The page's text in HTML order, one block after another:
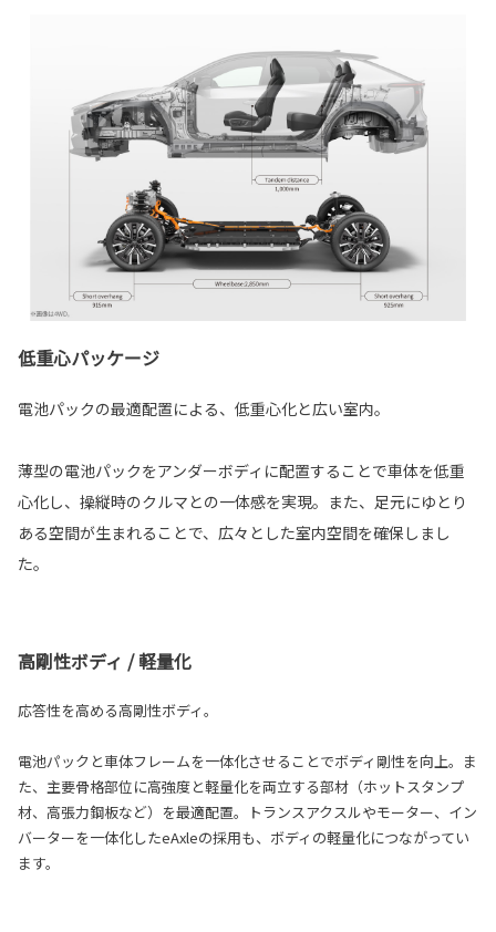
低重心パッケージ
電池パックの最適配置による、低重心化と広い室内。
薄型の電池パックをアンダーボディに配置することで車体を低重
心化し、操縦時のクルマとの一体感を実現。また、足元にゆとり
ある空間が生まれることで、広々とした室内空間を確保しまし
た。
高剛性ボディ / 軽量化
応答性を高める高剛性ボディ。
電池パックと車体フレームを一体化させることでボディ剛性を向上。ま
た、主要骨格部位に高強度と軽量化を両立する部材（ホットスタンプ
材、高張力鋼板など）を最適配置。トランスアクスルやモーター、イン
バーターを一体化したeAxleの採用も、ボディの軽量化につながってい
ます。